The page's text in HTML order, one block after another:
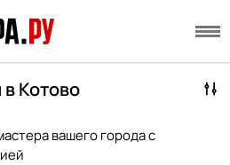
Котово
вашего города с